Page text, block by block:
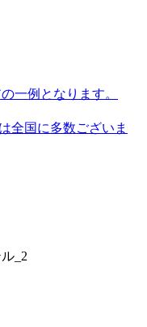
一例となります。
全国に多数ございま
_2